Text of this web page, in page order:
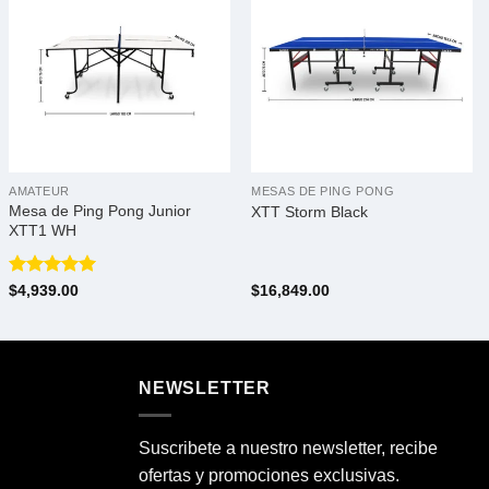
AMATEUR
Mesa de Ping Pong Junior
XTT1 WH
Valorado
$4,939.00
MESAS DE PING PONG
XTT Storm Black
$16,849.00
NEWSLETTER
Suscribete a nuestro newsletter, recibe
ofertas y promociones exclusivas.